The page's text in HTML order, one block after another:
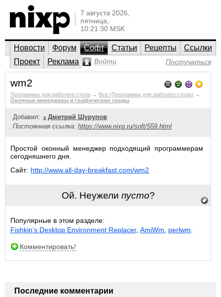
7 августа 2026,
пятница,
10:21:30 MSK
Новости Форум Софт Статьи Рецепты
Ссылки
Проект
Реклама Войти Постучаться
wm2
Программы для рабочего стола → Все (Программы для рабочего стола) →
Оконные менеджеры и графические среды
Добавил:
Дмитрий Шурупов
Постоянная ссылка: https://www.nixp.ru/soft/559.html
Простой оконный менеджер подходящий программерам
сегодняшнего дня.
Сайт: http://www.all-day-breakfast.com/wm2
Ой. Неужели пусто?
Популярные в этом разделе:
Fishkin’s Desktop Environment Replacer, AmiWm perlwm
Комментировать!
Последние комментарии